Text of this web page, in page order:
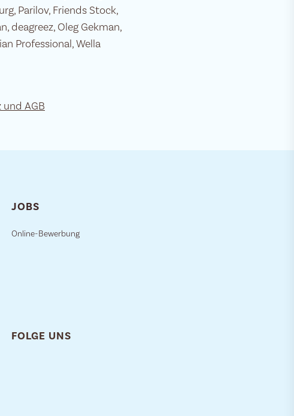
Parilov, Friends Stock,
deagreez, Oleg Gekman,
Professional, Wella
AGB
JOBS
Online-Bewerbung
FOLGE UNS